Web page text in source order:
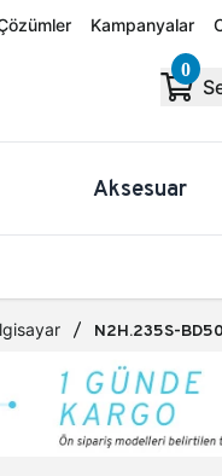
Kampanyalar
0
Aksesuar
N2H.235S-